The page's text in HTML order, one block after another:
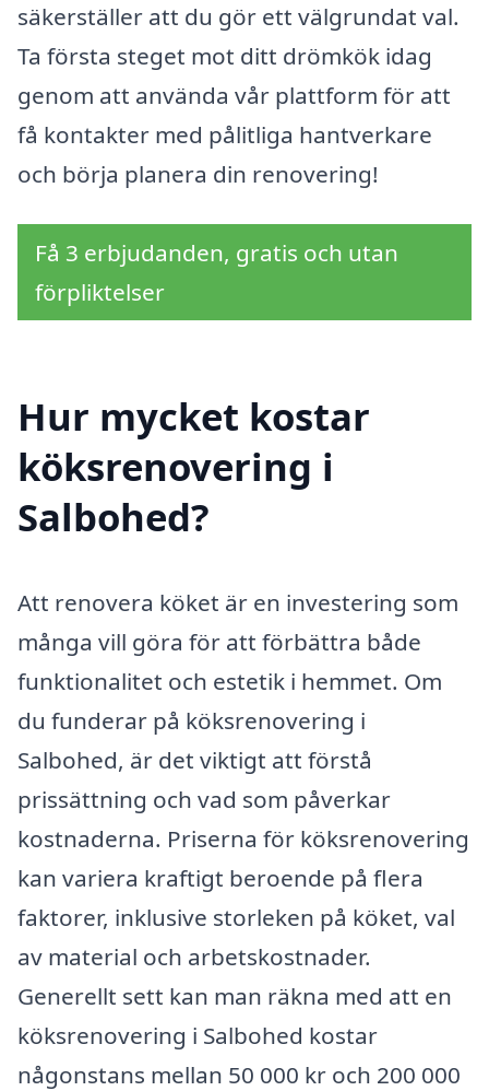
säkerställer att du gör ett välgrundat val.
Ta första steget mot ditt drömkök idag
genom att använda vår plattform för att
få kontakter med pålitliga hantverkare
och börja planera din renovering!
Få 3 erbjudanden, gratis och utan
förpliktelser
Hur mycket kostar
köksrenovering i
Salbohed?
Att renovera köket är en investering som
många vill göra för att förbättra både
funktionalitet och estetik i hemmet. Om
du funderar på köksrenovering i
Salbohed, är det viktigt att förstå
prissättning och vad som påverkar
kostnaderna. Priserna för köksrenovering
kan variera kraftigt beroende på flera
faktorer, inklusive storleken på köket, val
av material och arbetskostnader.
Generellt sett kan man räkna med att en
köksrenovering i Salbohed kostar
någonstans mellan 50 000 kr och 200 000